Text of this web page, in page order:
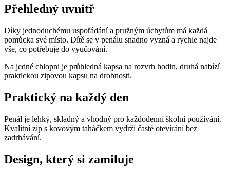
Přehledný uvnitř
Díky jednoduchému uspořádání a pružným úchytům má každá
pomůcka své místo. Dítě se v penálu snadno vyzná a rychle najde
vše, co potřebuje do vyučování.
Na jedné chlopni je průhledná kapsa na rozvrh hodin, druhá nabízí
praktickou zipovou kapsu na drobnosti.
Praktický na každý den
Penál je lehký, skladný a vhodný pro každodenní školní používání.
Kvalitní zip s kovovým taháčkem vydrží časté otevírání bez
zadrhávání.
Design, který si zamiluje